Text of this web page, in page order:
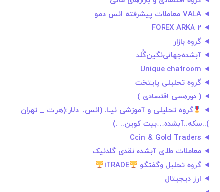
VALA معاملات پیشرفته انس دمو
FOREX ARKA 2
گروه بازار
آبشده‌جهانی‌نگین‌گُلد
Unique chatroom
گروه تحلیلی پایتخت
( دورهمی اقتصادی )
گروه تحلیلی و آموزشی نیلا. (انس.. دلار:(هرات _ تهران
)..سکه..آبشده…بیت کوین.. .)
Coin & Gold Traders
معاملات طلای آبشده نقدی گلدنیک
گروه تحلیل وگفتگو
iTRADE
ارز دیجیتال